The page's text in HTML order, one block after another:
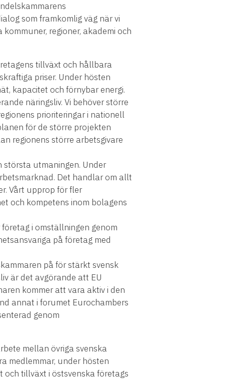
som framkomlig väg när vi
regioner, akademi och
tillväxt och hållbara
priser. Under hösten
kapacitet och förnybar energi.
näringsliv. Vi behöver större
prioriteringar i nationell
för de större projekten
regionens större arbetsgivare
utmaningen. Under
Det handlar om allt
Vårt upprop för fler
och kompetens inom bolagens
i omställningen genom
på företag med
på för stärkt svensk
är det avgörande att EU
kommer att vara aktiv i den
annat i forumet Eurochambers
genom
mellan övriga svenska
medlemmar, under hösten
tillväxt i östsvenska företags